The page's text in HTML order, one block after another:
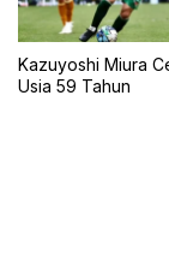
Kazuyoshi Miura
Usia 59 Tahun